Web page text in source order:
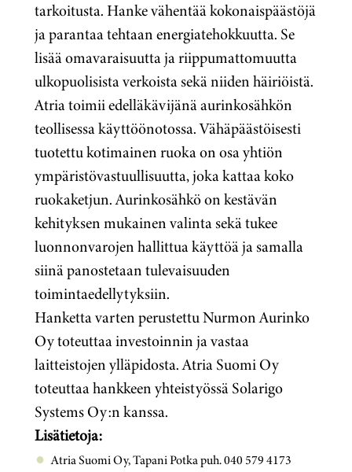
tarkoitusta. Hanke vähentää kokonaispäästöjä
ja parantaa tehtaan energiatehokkuutta. Se
lisää omavaraisuutta ja riippumattomuutta
ulkopuolisista verkoista sekä niiden häiriöistä.
Atria toimii edelläkävijänä aurinkosähkön
teollisessa käyttöönotossa. Vähäpäästöisesti
tuotettu kotimainen ruoka on osa yhtiön
ympäristövastuullisuutta, joka kattaa koko
ruokaketjun. Aurinkosähkö on kestävän
kehityksen mukainen valinta sekä tukee
luonnonvarojen hallittua käyttöä ja samalla
siinä panostetaan tulevaisuuden
toimintaedellytyksiin.
Hanketta varten perustettu Nurmon Aurinko
Oy toteuttaa investoinnin ja vastaa
laitteistojen ylläpidosta. Atria Suomi Oy
toteuttaa hankkeen yhteistyössä Solarigo
Systems Oy:n kanssa.
Lisätietoja:
Atria Suomi Oy, Tapani Potka puh. 040 579 4173